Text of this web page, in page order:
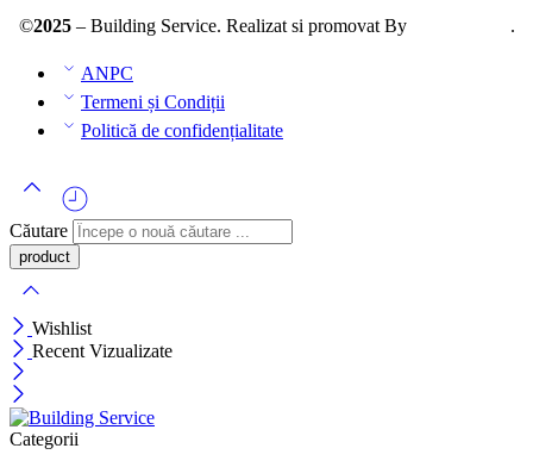
©2025– Building Service. Realizat si promovat By .
ANPC
Termeni și Condiții
Politică de confidențialitate
Căutare
Wishlist
Recent Vizualizate
Categorii